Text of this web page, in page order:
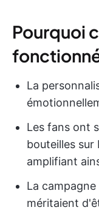
Pourquoi
La
Les fans ont
bouteilles sur
amplifiant
La
méritaient